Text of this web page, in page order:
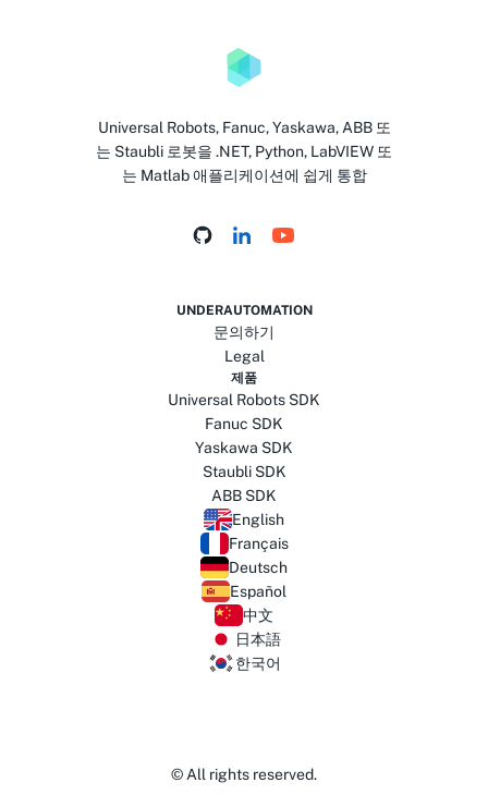
Universal Robots, Fanuc, Yaskawa, ABB 또
는 Staubli 로봇을 .NET, Python, LabVIEW 또
는 Matlab 애플리케이션에 쉽게 통합
UNDERAUTOMATION
문의하기
Legal
제품
Universal Robots SDK
Fanuc SDK
Yaskawa SDK
Staubli SDK
ABB SDK
English
Français
Deutsch
Español
中文
日本語
한국어
© All rights reserved.